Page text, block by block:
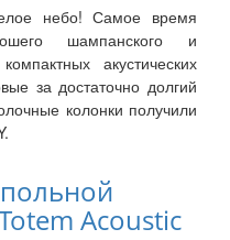
небо! Самое время
шампанского и
акустических
за достаточно долгий
колонки получили
Acoustic